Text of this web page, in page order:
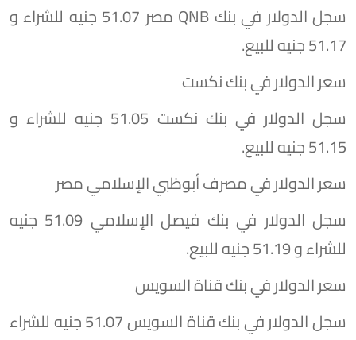
سجل الدولار في بنك QNB مصر 51.07 جنيه للشراء و
51.17 جنيه للبيع.
سعر الدولار في بنك نكست
سجل الدولار في بنك نكست 51.05 جنيه للشراء و
51.15 جنيه للبيع.
سعر الدولار في مصرف أبوظبي الإسلامي مصر
سجل الدولار في بنك فيصل الإسلامي 51.09 جنيه
للشراء و 51.19 جنيه للبيع.
سعر الدولار في بنك قناة السويس
سجل الدولار في بنك قناة السويس 51.07 جنيه للشراء